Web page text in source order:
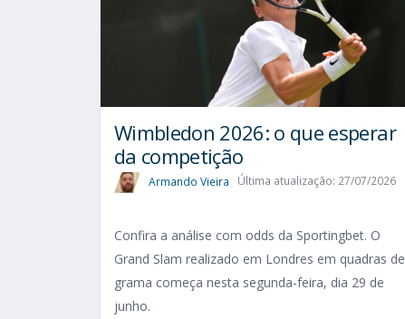
Wimbledon 2026: o que esperar
da competição
Armando Vieira Última atualização: 27/07/2026
Confira a análise com odds da Sportingbet. O
Grand Slam realizado em Londres em quadras de
grama começa nesta segunda-feira, dia 29 de
junho.